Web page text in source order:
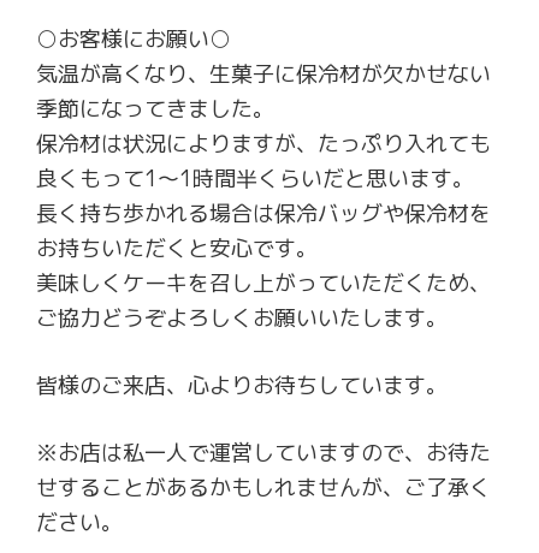
○お客様にお願い○
気温が高くなり、生菓子に保冷材が欠かせない
季節になってきました。
保冷材は状況によりますが、たっぷり入れても
良くもって1〜1時間半くらいだと思います。
長く持ち歩かれる場合は保冷バッグや保冷材を
お持ちいただくと安心です。
美味しくケーキを召し上がっていただくため、
ご協力どうぞよろしくお願いいたします。
皆様のご来店、心よりお待ちしています。
※お店は私一人で運営していますので、お待た
せすることがあるかもしれませんが、ご了承く
ださい。